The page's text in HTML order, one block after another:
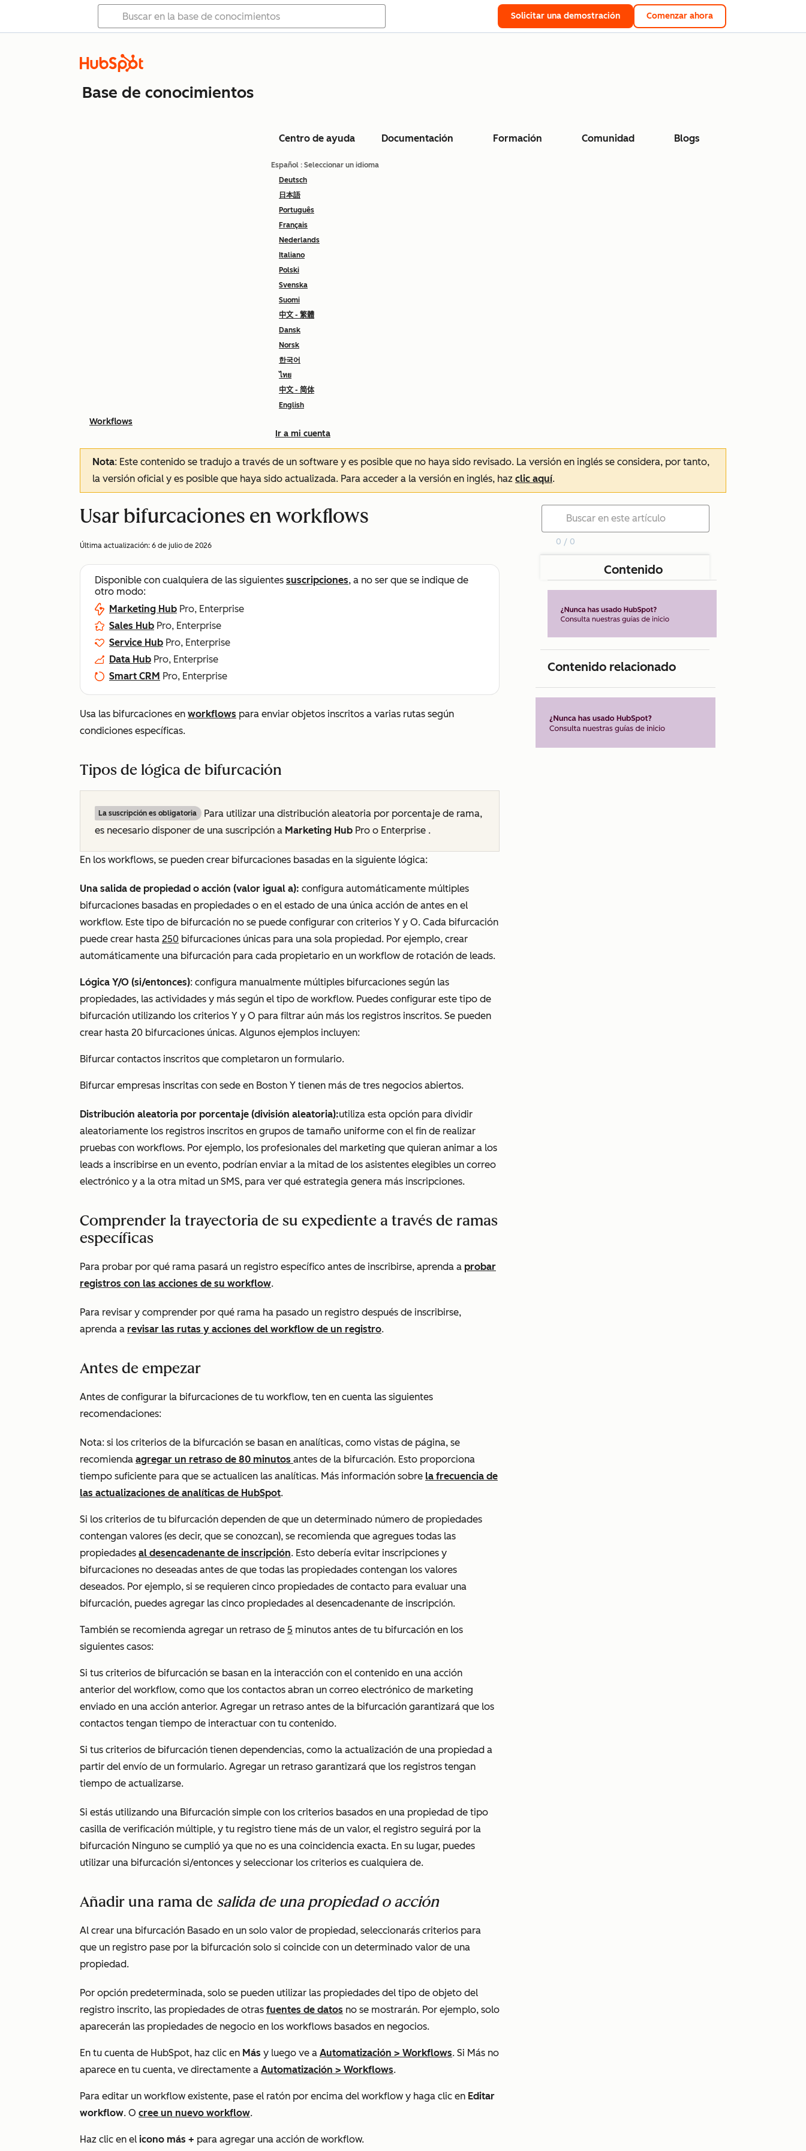
Solicitar una demostración Comenzar ahora
Base de conocimientos
Centro de ayuda Documentación Formación Comunidad Blogs
Español : Seleccionar un idioma
Deutsch
日本語
Português
Français
Nederlands
Italiano
Polski
Svenska
Suomi
中文 - 繁體
Dansk
Norsk
한국어
ไทย
中文 - 简体
English
Ir a mi cuenta
Workflows
Nota: Este contenido se tradujo a través de un software y es posible que no haya sido revisado. La versión en inglés se considera, por tanto,
la versión oficial y es posible que haya sido actualizada. Para acceder a la versión en inglés, haz clic aquí.
Usar bifurcaciones en workflows
Última actualización: 6 de julio de 2026
Disponible con cualquiera de las siguientes suscripciones, a no ser que se indique de
otro modo:
Marketing Hub Pro, Enterprise
Sales Hub Pro, Enterprise
Service Hub Pro, Enterprise
Data Hub Pro, Enterprise
Smart CRM Pro, Enterprise
Usa las bifurcaciones en workflows para enviar objetos inscritos a varias rutas según
condiciones específicas.
Tipos de lógica de bifurcación
La suscripción es obligatoria Para utilizar una distribución aleatoria por porcentaje de rama,
es necesario disponer de una suscripción a Marketing Hub Pro o Enterprise .
En los workflows, se pueden crear bifurcaciones basadas en la siguiente lógica:
Una salida de propiedad o acción (valor igual a): configura automáticamente múltiples
bifurcaciones basadas en propiedades o en el estado de una única acción de antes en el
workflow. Este tipo de bifurcación no se puede configurar con criterios Y y O. Cada bifurcación
puede crear hasta 250 bifurcaciones únicas para una sola propiedad. Por ejemplo, crear
automáticamente una bifurcación para cada propietario en un workflow de rotación de leads.
Lógica Y/O (si/entonces): configura manualmente múltiples bifurcaciones según las
propiedades, las actividades y más según el tipo de workflow. Puedes configurar este tipo de
bifurcación utilizando los criterios Y y O para filtrar aún más los registros inscritos. Se pueden
crear hasta 20 bifurcaciones únicas. Algunos ejemplos incluyen:
Bifurcar contactos inscritos que completaron un formulario.
Bifurcar empresas inscritas con sede en Boston Y tienen más de tres negocios abiertos.
Distribución aleatoria por porcentaje (división aleatoria):utiliza esta opción para dividir
aleatoriamente los registros inscritos en grupos de tamaño uniforme con el fin de realizar
pruebas con workflows. Por ejemplo, los profesionales del marketing que quieran animar a los
leads a inscribirse en un evento, podrían enviar a la mitad de los asistentes elegibles un correo
electrónico y a la otra mitad un SMS, para ver qué estrategia genera más inscripciones.
Comprender la trayectoria de su expediente a través de ramas
específicas
Para probar por qué rama pasará un registro específico antes de inscribirse, aprenda a probar
registros con las acciones de su workflow.
Para revisar y comprender por qué rama ha pasado un registro después de inscribirse,
aprenda a revisar las rutas y acciones del workflow de un registro.
Antes de empezar
Antes de configurar la bifurcaciones de tu workflow, ten en cuenta las siguientes
recomendaciones:
Nota: si los criterios de la bifurcación se basan en analíticas, como vistas de página, se
recomienda agregar un retraso de 80 minutos antes de la bifurcación. Esto proporciona
tiempo suficiente para que se actualicen las analíticas. Más información sobre la frecuencia de
las actualizaciones de analíticas de HubSpot.
Si los criterios de tu bifurcación dependen de que un determinado número de propiedades
contengan valores (es decir, que se conozcan), se recomienda que agregues todas las
propiedades al desencadenante de inscripción. Esto debería evitar inscripciones y
bifurcaciones no deseadas antes de que todas las propiedades contengan los valores
deseados. Por ejemplo, si se requieren cinco propiedades de contacto para evaluar una
bifurcación, puedes agregar las cinco propiedades al desencadenante de inscripción.
También se recomienda agregar un retraso de 5 minutos antes de tu bifurcación en los
siguientes casos:
Si tus criterios de bifurcación se basan en la interacción con el contenido en una acción
anterior del workflow, como que los contactos abran un correo electrónico de marketing
enviado en una acción anterior. Agregar un retraso antes de la bifurcación garantizará que los
contactos tengan tiempo de interactuar con tu contenido.
Si tus criterios de bifurcación tienen dependencias, como la actualización de una propiedad a
partir del envío de un formulario. Agregar un retraso garantizará que los registros tengan
tiempo de actualizarse.
Si estás utilizando una Bifurcación simple con los criterios basados en una propiedad de tipo
casilla de verificación múltiple, y tu registro tiene más de un valor, el registro seguirá por la
bifurcación Ninguno se cumplió ya que no es una coincidencia exacta. En su lugar, puedes
utilizar una bifurcación si/entonces y seleccionar los criterios es cualquiera de.
Añadir una rama de salida de una propiedad o acción
Al crear una bifurcación Basado en un solo valor de propiedad, seleccionarás criterios para
que un registro pase por la bifurcación solo si coincide con un determinado valor de una
propiedad.
Por opción predeterminada, solo se pueden utilizar las propiedades del tipo de objeto del
registro inscrito, las propiedades de otras fuentes de datos no se mostrarán. Por ejemplo, solo
aparecerán las propiedades de negocio en los workflows basados en negocios.
En tu cuenta de HubSpot, haz clic en Más y luego ve a Automatización > Workflows. Si Más no
aparece en tu cuenta, ve directamente a Automatización > Workflows.
Para editar un workflow existente, pase el ratón por encima del workflow y haga clic en Editar
workflow. O cree un nuevo workflow.
Haz clic en el icono más + para agregar una acción de workflow.
0 / 0
Contenido
Contenido relacionado